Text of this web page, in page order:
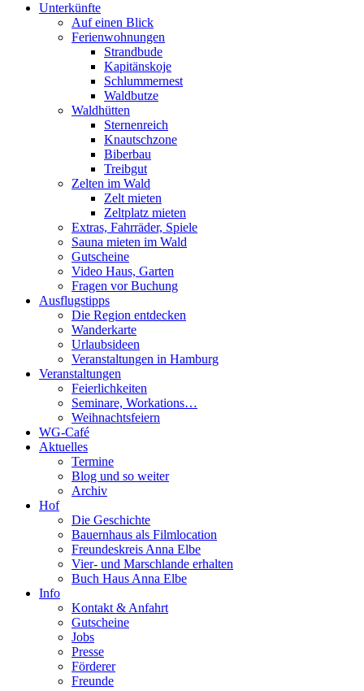
Unterkünfte
Auf einen Blick
Ferienwohnungen
Strandbude
Kapitänskoje
Schlummernest
Waldbutze
Waldhütten
Sternenreich
Knautschzone
Biberbau
Treibgut
Zelten im Wald
Zelt mieten
Zeltplatz mieten
Extras, Fahrräder, Spiele
Sauna mieten im Wald
Gutscheine
Video Haus, Garten
Fragen vor Buchung
Ausflugstipps
Die Region entdecken
Wanderkarte
Urlaubsideen
Veranstaltungen in Hamburg
Veranstaltungen
Feierlichkeiten
Seminare, Workations…
Weihnachtsfeiern
WG-Café
Aktuelles
Termine
Blog und so weiter
Archiv
Hof
Die Geschichte
Bauernhaus als Filmlocation
Freundeskreis Anna Elbe
Vier- und Marschlande erhalten
Buch Haus Anna Elbe
Info
Kontakt & Anfahrt
Gutscheine
Jobs
Presse
Förderer
Freunde